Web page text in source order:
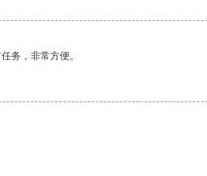
务，非常方便。